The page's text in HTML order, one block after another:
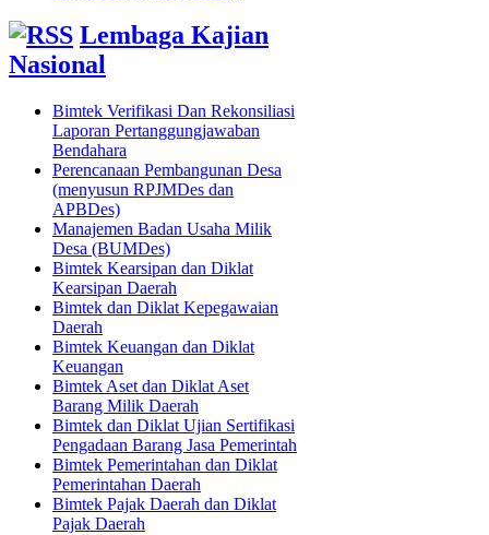
Lembaga Kajian
Nasional
Bimtek Verifikasi Dan Rekonsiliasi
Laporan Pertanggungjawaban
Bendahara
Perencanaan Pembangunan Desa
(menyusun RPJMDes dan
APBDes)
Manajemen Badan Usaha Milik
Desa (BUMDes)
Bimtek Kearsipan dan Diklat
Kearsipan Daerah
Bimtek dan Diklat Kepegawaian
Daerah
Bimtek Keuangan dan Diklat
Keuangan
Bimtek Aset dan Diklat Aset
Barang Milik Daerah
Bimtek dan Diklat Ujian Sertifikasi
Pengadaan Barang Jasa Pemerintah
Bimtek Pemerintahan dan Diklat
Pemerintahan Daerah
Bimtek Pajak Daerah dan Diklat
Pajak Daerah